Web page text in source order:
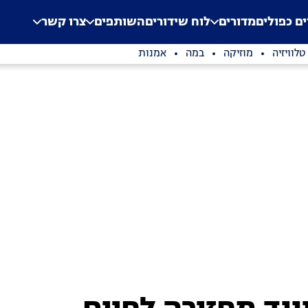
Application error: a
. כפוליםמדורים לוח שידוריםהשותפים צרו קשר
טלוויזיה מוזיקה במה אמנות